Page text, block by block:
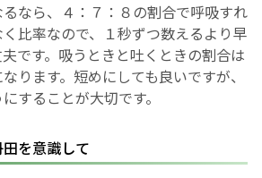
なら、４：７：８の割合で呼吸すれ
比率なので、１秒ずつ数えるより早
です。吸うときと吐くときの割合は
ります。短めにしても良いですが、
することが大切です。
を意識して